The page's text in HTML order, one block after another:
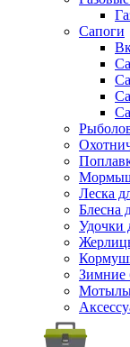
Сапоги
Леска
Блесна
Удочки
Зимние